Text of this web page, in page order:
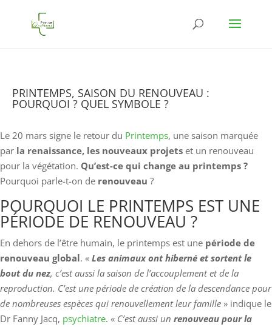
PRINTEMPS, SAISON DU RENOUVEAU :
POURQUOI ? QUEL SYMBOLE ?
Le 20 mars signe le retour du Printemps, une saison marquée
par la renaissance, les nouveaux projets et un renouveau
pour la végétation. Qu’est-ce qui change au printemps ?
Pourquoi parle-t-on de renouveau ?
POURQUOI LE PRINTEMPS EST UNE
PÉRIODE DE RENOUVEAU ?
En dehors de l’être humain, le printemps est une période de
renouveau global. « Les animaux ont hiberné et sortent le
bout du nez, c’est aussi la saison de l’accouplement et de la
reproduction. C’est une période de création de la descendance pour
de nombreuses espèces qui renouvellement leur famille » indique le
Dr Fanny Jacq, psychiatre. « C’est aussi un renouveau pour la